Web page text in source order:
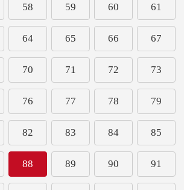
58 59 60 61
64 65 66 67
70 71 72 73
76 77 78 79
82 83 84 85
88 89 90 91